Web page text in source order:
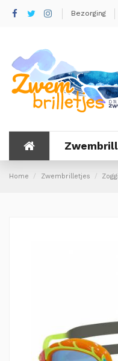
Bezorging
Home Zwembrilletjes